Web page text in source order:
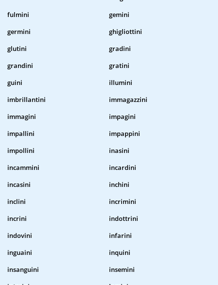
fulmini
gemini
germini
ghigliottini
glutini
gradini
grandini
gratini
guini
illumini
imbrillantini
immagazzini
immagini
impagini
impallini
impappini
impollini
inasini
incammini
incardini
incasini
inchini
inclini
incrimini
incrini
indottrini
indovini
infarini
inguaini
inquini
insanguini
insemini